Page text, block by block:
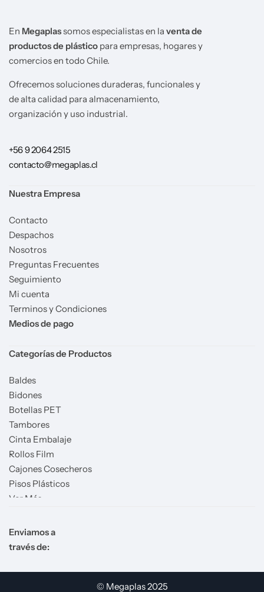
En Megaplassomos especialistas en la venta de
productos de plástico para empresas, hogares y
comercios en todo Chile.
Ofrecemos soluciones duraderas, funcionales y
de alta calidad para almacenamiento,
organización y uso industrial.
+56 9 2064 2515
contacto@megaplas.cl
Nuestra Empresa
Contacto
Despachos
Nosotros
Preguntas Frecuentes
Seguimiento
Mi cuenta
Terminos y Condiciones
Medios de pago
Categorías de Productos
Baldes
Bidones
Botellas PET
Tambores
Cinta Embalaje
Rollos Film
Cajones Cosecheros
Pisos Plásticos
Ver Más
Enviamos a
través de:
© Megaplas 2025